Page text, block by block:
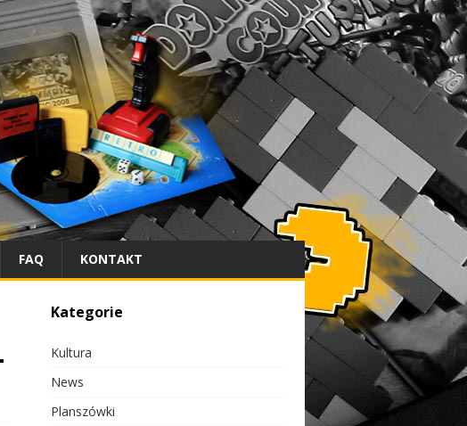
FAQ KONTAKT
Kategorie
Kultura
News
Planszówki